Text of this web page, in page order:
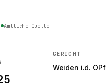
Amtliche Quelle
GERICHT
Weiden i.d. OPf